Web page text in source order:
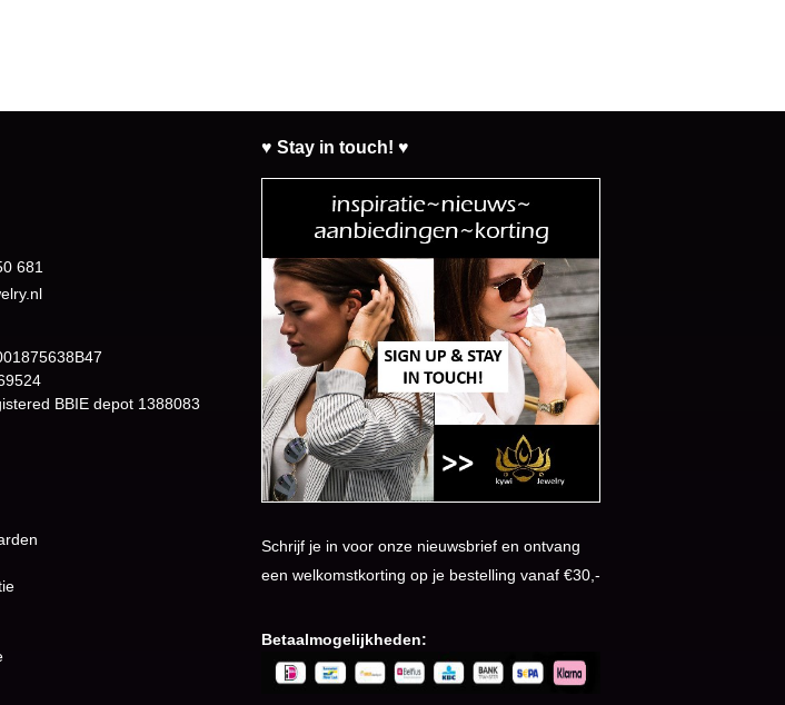
681
BBIE depot 1388083
♥ Stay in touch! ♥
Schrijf je in voor onze nieuwsbrief en ontvang
een welkomstkorting op je bestelling vanaf €30,-
Betaalmogelijkheden: